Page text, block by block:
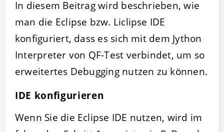
In diesem Beitrag wird beschrieben, wie
man die Eclipse bzw. Liclipse IDE
konfiguriert, dass es sich mit dem Jython
Interpreter von QF-Test verbindet, um so
erweitertes Debugging nutzen zu können.
IDE konfigurieren
Wenn Sie die Eclipse IDE nutzen, wird im